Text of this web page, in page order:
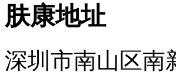
肤康地址
深圳市南山区南